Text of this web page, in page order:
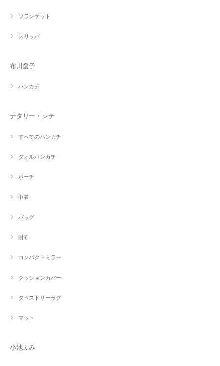
ブランケット
スリッパ
布川愛子
ハンカチ
ナタリー・レテ
すべてのハンカチ
タオルハンカチ
ポーチ
巾着
バッグ
財布
コンパクトミラー
クッションカバー
タペストリーラグ
マット
小池ふみ